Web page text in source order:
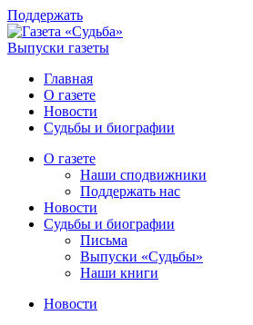
Поддержать
Выпуски газеты
Главная
О газете
Новости
Судьбы и биографии
О газете
Наши сподвижники
Поддержать нас
Новости
Судьбы и биографии
Письма
Выпуски «Судьбы»
Наши книги
Новости